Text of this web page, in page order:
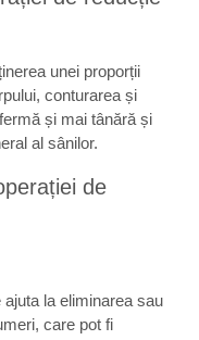
unei proporții
conturarea și
și mai tânără și
al sânilor.
de
la eliminarea sau
care pot fi